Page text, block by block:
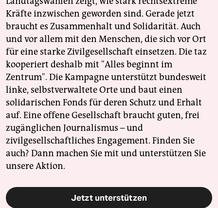
Kräfte inzwischen geworden sind. Gerade jetzt
braucht es Zusammenhalt und Solidarität. Auch
und vor allem mit den Menschen, die sich vor Ort
für eine starke Zivilgesellschaft einsetzen. Die taz
kooperiert deshalb mit "Alles beginnt im
Zentrum". Die Kampagne unterstützt bundesweit
linke, selbstverwaltete Orte und baut einen
solidarischen Fonds für deren Schutz und Erhalt
auf. Eine offene Gesellschaft braucht guten, frei
zugänglichen Journalismus – und
zivilgesellschaftliches Engagement. Finden Sie
auch? Dann machen Sie mit und unterstützen Sie
unsere Aktion.
Jetzt unterstützen